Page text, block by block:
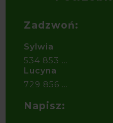
Zadzwoń:
Sylwia
534 853 ...
Lucyna
729 856 ...
Napisz: